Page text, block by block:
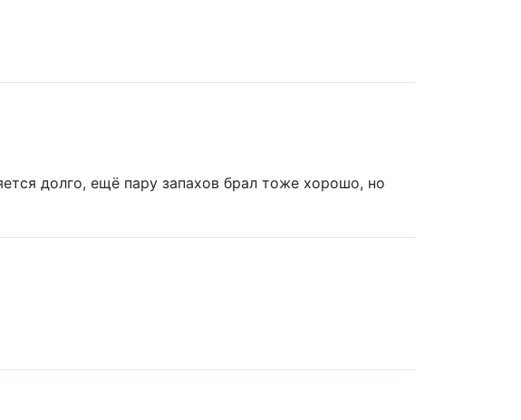
долго, ещё пару запахов брал тоже хорошо, но